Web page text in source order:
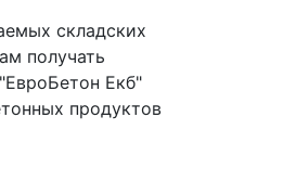
складских
получать
Екб"
продуктов